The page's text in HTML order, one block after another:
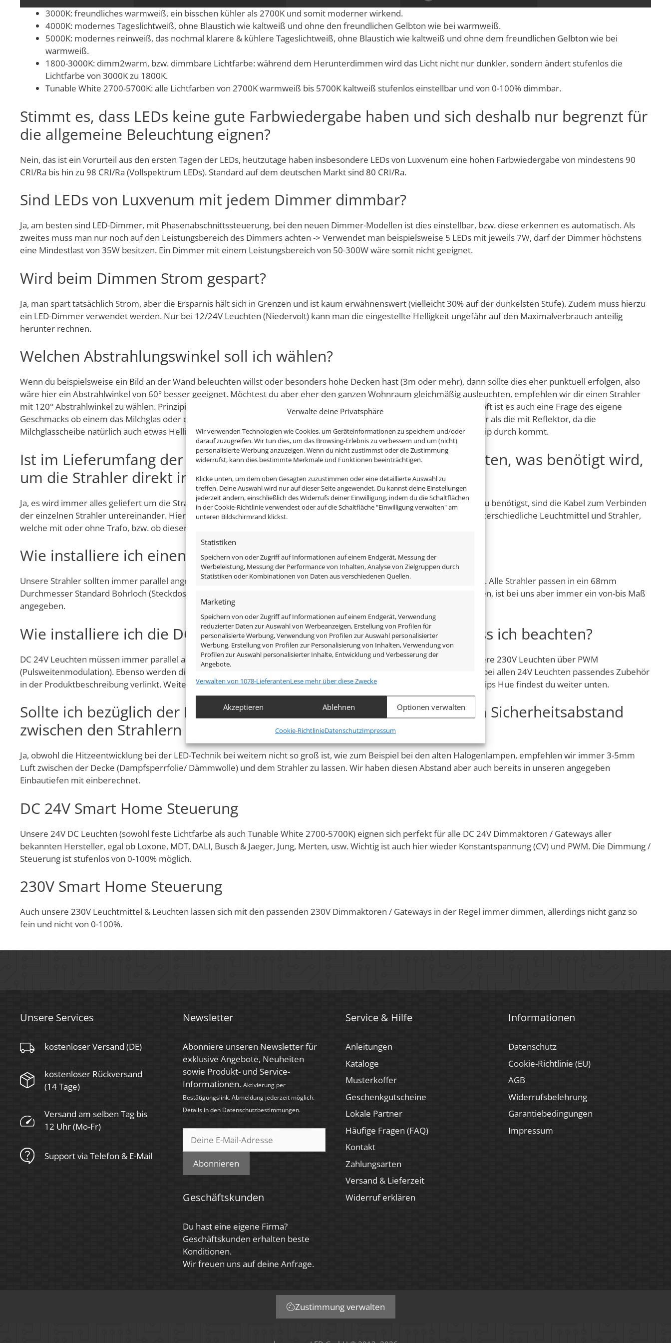
Verwalte deine Privatsphäre
Wir verwenden Technologien wie Cookies, um Geräteinformationen zu speichern und/oder
darauf zuzugreifen. Wir tun dies, um das Browsing-Erlebnis zu verbessern und um (nicht)
personalisierte Werbung anzuzeigen. Wenn du nicht zustimmst oder die Zustimmung
widerrufst, kann dies bestimmte Merkmale und Funktionen beeinträchtigen.
Klicke unten, um dem oben Gesagten zuzustimmen oder eine detaillierte Auswahl zu
treffen. Deine Auswahl wird nur auf dieser Seite angewendet. Du kannst deine Einstellungen
jederzeit ändern, einschließlich des Widerrufs deiner Einwilligung, indem du die Schaltflächen
in der Cookie-Richtlinie verwendest oder auf die Schaltfläche "Einwilligung verwalten" am
unteren Bildschirmrand klickst.
Statistiken
Speichern von oder Zugriff auf Informationen auf einem Endgerät, Messung der
Werbeleistung, Messung der Performance von Inhalten, Analyse von Zielgruppen durch
Statistiken oder Kombinationen von Daten aus verschiedenen Quellen.
Marketing
Speichern von oder Zugriff auf Informationen auf einem Endgerät, Verwendung
reduzierter Daten zur Auswahl von Werbeanzeigen, Erstellung von Profilen für
personalisierte Werbung, Verwendung von Profilen zur Auswahl personalisierter
Werbung, Erstellung von Profilen zur Personalisierung von Inhalten, Verwendung von
Profilen zur Auswahl personalisierter Inhalte, Entwicklung und Verbesserung der
Angebote.
Abgleichung und Kombination von Daten aus unterschiedlichen Quellen,
Verknüpfung verschiedener Endgeräte, Identifikation von Endgeräten
Gewährleistung der Sicherheit, Verhinderung und Aufdeckung von
Betrug und Fehlerbehebung, Bereitstellung und Anzeige von
Werbung und Inhalten.
Immer aktiv
Verwalten von 1078-LieferantenLese mehr über diese Zwecke
Akzeptieren Ablehnen Optionen verwalten
Cookie-RichtlinieDatenschutzImpressum
3000K: freundliches warmweiß, ein bisschen kühler als 2700K und somit moderner wirkend.
4000K: modernes Tageslichtweiß, ohne Blaustich wie kaltweiß und ohne den freundlichen Gelbton wie bei warmweiß.
5000K: modernes reinweiß, das nochmal klarere & kühlere Tageslichtweiß, ohne Blaustich wie kaltweiß und ohne dem freundlichen Gelbton wie bei
warmweiß.
1800-3000K: dimm2warm, bzw. dimmbare Lichtfarbe: während dem Herunterdimmen wird das Licht nicht nur dunkler, sondern ändert stufenlos die
Lichtfarbe von 3000K zu 1800K.
Tunable White 2700-5700K: alle Lichtfarben von 2700K warmweiß bis 5700K kaltweiß stufenlos einstellbar und von 0-100% dimmbar.
Stimmt es, dass LEDs keine gute Farbwiedergabe haben und sich deshalb nur begrenzt für
die allgemeine Beleuchtung eignen?
Nein, das ist ein Vorurteil aus den ersten Tagen der LEDs, heutzutage haben insbesondere LEDs von Luxvenum eine hohen Farbwiedergabe von mindestens 90
CRI/Ra bis hin zu 98 CRI/Ra (Vollspektrum LEDs). Standard auf dem deutschen Markt sind 80 CRI/Ra.
Sind LEDs von Luxvenum mit jedem Dimmer dimmbar?
Ja, am besten sind LED-Dimmer, mit Phasenabschnittssteuerung, bei den neuen Dimmer-Modellen ist dies einstellbar, bzw. diese erkennen es automatisch. Als
zweites muss man nur noch auf den Leistungsbereich des Dimmers achten -> Verwendet man beispielsweise 5 LEDs mit jeweils 7W, darf der Dimmer höchstens
eine Mindestlast von 35W besitzen. Ein Dimmer mit einem Leistungsbereich von 50-300W wäre somit nicht geeignet.
Wird beim Dimmen Strom gespart?
Ja, man spart tatsächlich Strom, aber die Ersparnis hält sich in Grenzen und ist kaum erwähnenswert (vielleicht 30% auf der dunkelsten Stufe). Zudem muss hierzu
ein LED-Dimmer verwendet werden. Nur bei 12/24V Leuchten (Niedervolt) kann man die eingestellte Helligkeit ungefähr auf den Maximalverbrauch anteilig
herunter rechnen.
Welchen Abstrahlungswinkel soll ich wählen?
Wenn du beispielsweise ein Bild an der Wand beleuchten willst oder besonders hohe Decken hast (3m oder mehr), dann sollte dies eher punktuell erfolgen, also
wäre hier ein Abstrahlwinkel von 60° besser geeignet. Möchtest du aber eher den ganzen Wohnraum gleichmäßig ausleuchten, empfehlen wir dir einen Strahler
mit 120° Abstrahlwinkel zu wählen. Prinzipiell können alle unsere Leuchten zur Raumausleuchtung verwendet werden, oft ist es auch eine Frage des eigene
Geschmacks ob einem das Milchglas oder der Reflektor besser gefällt. Zumdem sind die Milchglas Strahler etwas dunkler als die mit Reflektor, da die
Milchglasscheibe natürlich auch etwas Helligkeit schluckt da bei einem klaren Reflektor natürlich mehr Licht vom LED-Chip durch kommt.
Ist im Lieferumfang der 230V Strahler von Luxvenum all das enthalten, was benötigt wird,
um die Strahler direkt installieren zu können?
Ja, es wird immer alles geliefert um die Strahler direkt an das 230V-Stromnetz anschließen zu können. Das einzige was du benötigst, sind die Kabel zum Verbinden
der einzelnen Strahler untereinander. Hier entscheidest ja du über die Abstände zwischen diesen. Es gibt bei uns nur unterschiedliche Leuchtmittel und Strahler,
welche mit oder ohne Trafo, bzw. ob dieser separat ist oder im Leuchtmittel verbaut ist
Wie installiere ich einen 230V LED-Einbaustrahler von Luxvenum?
Unsere Strahler sollten immer parallel angeschlossen werden, das machen auch die meisten Kunden bzw. alle Elektriker. Alle Strahler passen in ein 68mm
Durchmesser Standard Bohrloch (Steckdosenmaß). Da unsere Einbauleuchten durch die zwei Klammern gehalten werden, ist bei uns aber immer ein von-bis Maß
angegeben.
Wie installiere ich die DC 12/24V Smart Home Leuchten & was muss ich beachten?
DC 24V Leuchten müssen immer parallel angeschlossen werden, bzw. laufen auch über Konstantspannung und wie unsere 230V Leuchten über PWM
(Pulsweitenmodulation). Ebenso werden diese auch über Phasenabschnittssteuerung gedimmt. Zudem findest du auch bei allen 24V Leuchten passendes Zubehör
in der Produktbeschreibung verlinkt. Weitere Infos bzgl. Smart Home Steuerung wie KNX, DALI, MDT, Loxone, Alexa, Philips Hue findest du weiter unten.
Sollte ich bezüglich der Hitzeentwicklung bei Einbaustrahlern einen Sicherheitsabstand
zwischen den Strahlern und der Decke lassen?
Ja, obwohl die Hitzeentwicklung bei der LED-Technik bei weitem nicht so groß ist, wie zum Beispiel bei den alten Halogenlampen, empfehlen wir immer 3-5mm
Luft zwischen der Decke (Dampfsperrfolie/ Dämmwolle) und dem Strahler zu lassen. Wir haben diesen Abstand aber auch bereits in unseren angegeben
Einbautiefen mit einberechnet.
DC 24V Smart Home Steuerung
Unsere 24V DC Leuchten (sowohl feste Lichtfarbe als auch Tunable White 2700-5700K) eignen sich perfekt für alle DC 24V Dimmaktoren / Gateways aller
bekannten Hersteller, egal ob Loxone, MDT, DALI, Busch & Jaeger, Jung, Merten, usw. Wichtig ist auch hier wieder Konstantspannung (CV) und PWM. Die Dimmung /
Steuerung ist stufenlos von 0-100% möglich.
230V Smart Home Steuerung
Auch unsere 230V Leuchtmittel & Leuchten lassen sich mit den passenden 230V Dimmaktoren / Gateways in der Regel immer dimmen, allerdings nicht ganz so
fein und nicht von 0-100%.
Unsere Services
kostenloser Versand (DE)
kostenloser Rückversand
(14 Tage)
Versand am selben Tag bis
12 Uhr (Mo-Fr)
Support via Telefon & E-Mail
Newsletter
Abonniere unseren Newsletter für
exklusive Angebote, Neuheiten
sowie Produkt- und Service-
Informationen. Aktivierung per
Bestätigungslink. Abmeldung jederzeit möglich.
Details in den Datenschutzbestimmungen.
Abonnieren
Geschäftskunden
Du hast eine eigene Firma?
Geschäftskunden erhalten beste
Konditionen.
Wir freuen uns auf deine Anfrage.
Service & Hilfe
Anleitungen
Kataloge
Musterkoffer
Geschenkgutscheine
Lokale Partner
Häufige Fragen (FAQ)
Kontakt
Zahlungsarten
Versand & Lieferzeit
Widerruf erklären
Informationen
Datenschutz
Cookie-Richtlinie (EU)
AGB
Widerrufsbelehrung
Garantiebedingungen
Impressum
Zustimmung verwalten